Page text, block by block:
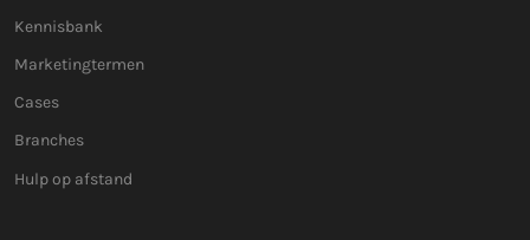
Kennisbank
Marketingtermen
Cases
Branches
Hulp op afstand